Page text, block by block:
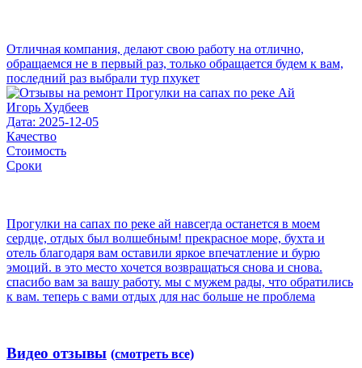
Отличная компания, делают свою работу на отлично,
обращаемся не в первый раз, только обращается будем к вам,
последний раз выбрали тур пхукет
Игорь Худбеев
Дата: 2025-12-05
Качество
Стоимость
Сроки
Прогулки на сапах по реке ай навсегда останется в моем
сердце, отдых был волшебным! прекрасное море, бухта и
отель благодаря вам оставили яркое впечатление и бурю
эмоций. в это место хочется возвращаться снова и снова.
спасибо вам за вашу работу. мы с мужем рады, что обратились
к вам. теперь с вами отдых для нас больше не проблема
Видео отзывы (смотреть все)